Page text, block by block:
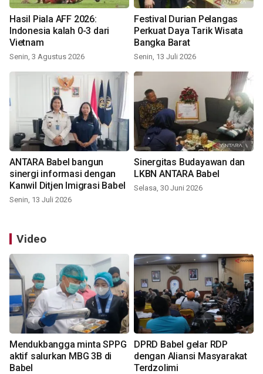
Hasil Piala AFF 2026:
Indonesia kalah 0-3 dari
Vietnam
Senin, 3 Agustus 2026
Festival Durian Pelangas
Perkuat Daya Tarik Wisata
Bangka Barat
Senin, 13 Juli 2026
ANTARA Babel bangun
sinergi informasi dengan
Kanwil Ditjen Imigrasi Babel
Senin, 13 Juli 2026
Sinergitas Budayawan dan
LKBN ANTARA Babel
Selasa, 30 Juni 2026
Video
Mendukbangga minta SPPG
aktif salurkan MBG 3B di
Babel
DPRD Babel gelar RDP
dengan Aliansi Masyarakat
Terdzolimi